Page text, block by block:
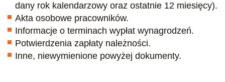
dany rok kalendarzowy oraz ostatnie 12 miesięcy).
Akta osobowe pracowników.
Informacje o terminach wypłat wynagrodzeń.
Potwierdzenia zapłaty należności.
Inne, niewymienione powyżej dokumenty.